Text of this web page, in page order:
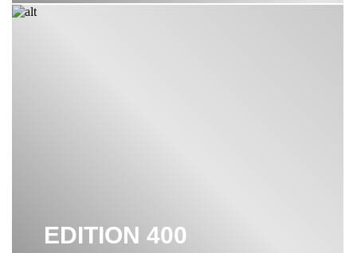
EDITION 400